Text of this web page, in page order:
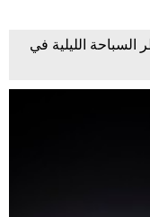
الليلية في